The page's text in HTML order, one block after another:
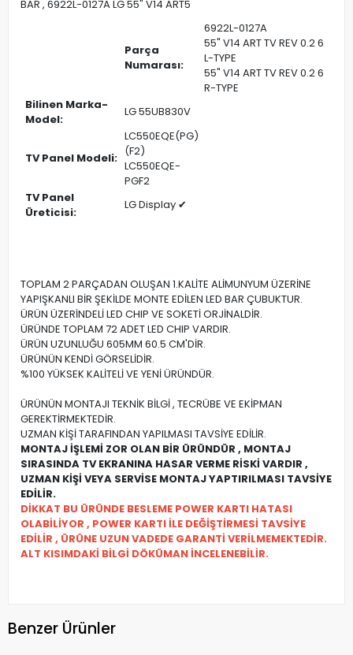
BAR , 6922L-0127A LG 55" V14 ART5
Parça
Numarası:
6922L-0127A
55" V14 ART TV REV 0.2 6
L-TYPE
55" V14 ART TV REV 0.2 6
R-TYPE
Bilinen Marka-
Model:
LG 55UB830V
TV Panel Modeli:
LC550EQE(PG)
(F2)
LC550EQE-
PGF2
TV Panel
Üreticisi:
LG Display ✔
TOPLAM 2 PARÇADAN OLUŞAN 1.KALİTE ALİMUNYUM ÜZERİNE
YAPIŞKANLI BİR ŞEKİLDE MONTE EDİLEN LED BAR ÇUBUKTUR.
ÜRÜN ÜZERİNDELİ LED CHIP VE SOKETİ ORJİNALDİR.
ÜRÜNDE TOPLAM 72 ADET LED CHIP VARDIR.
ÜRÜN UZUNLUĞU 605MM 60.5 CM'DİR.
ÜRÜNÜN KENDİ GÖRSELİDİR.
%100 YÜKSEK KALİTELİ VE YENİ ÜRÜNDÜR.
ÜRÜNÜN MONTAJI TEKNİK BİLGİ , TECRÜBE VE EKİPMAN
GEREKTİRMEKTEDİR.
UZMAN KİŞİ TARAFINDAN YAPILMASI TAVSİYE EDİLİR.
MONTAJ İŞLEMİ ZOR OLAN BİR ÜRÜNDÜR , MONTAJ
SIRASINDA TV EKRANINA HASAR VERME RİSKİ VARDIR ,
UZMAN KİŞİ VEYA SERVİSE MONTAJ YAPTIRILMASI TAVSİYE
EDİLİR.
DİKKAT BU ÜRÜNDE BESLEME POWER KARTI HATASI
OLABİLİYOR , POWER KARTI İLE DEĞİŞTİRMESİ TAVSİYE
EDİLİR , ÜRÜNE UZUN VADEDE GARANTİ VERİLMEMEKTEDİR.
ALT KISIMDAKİ BİLGİ DÖKÜMAN İNCELENEBİLİR.
Benzer Ürünler